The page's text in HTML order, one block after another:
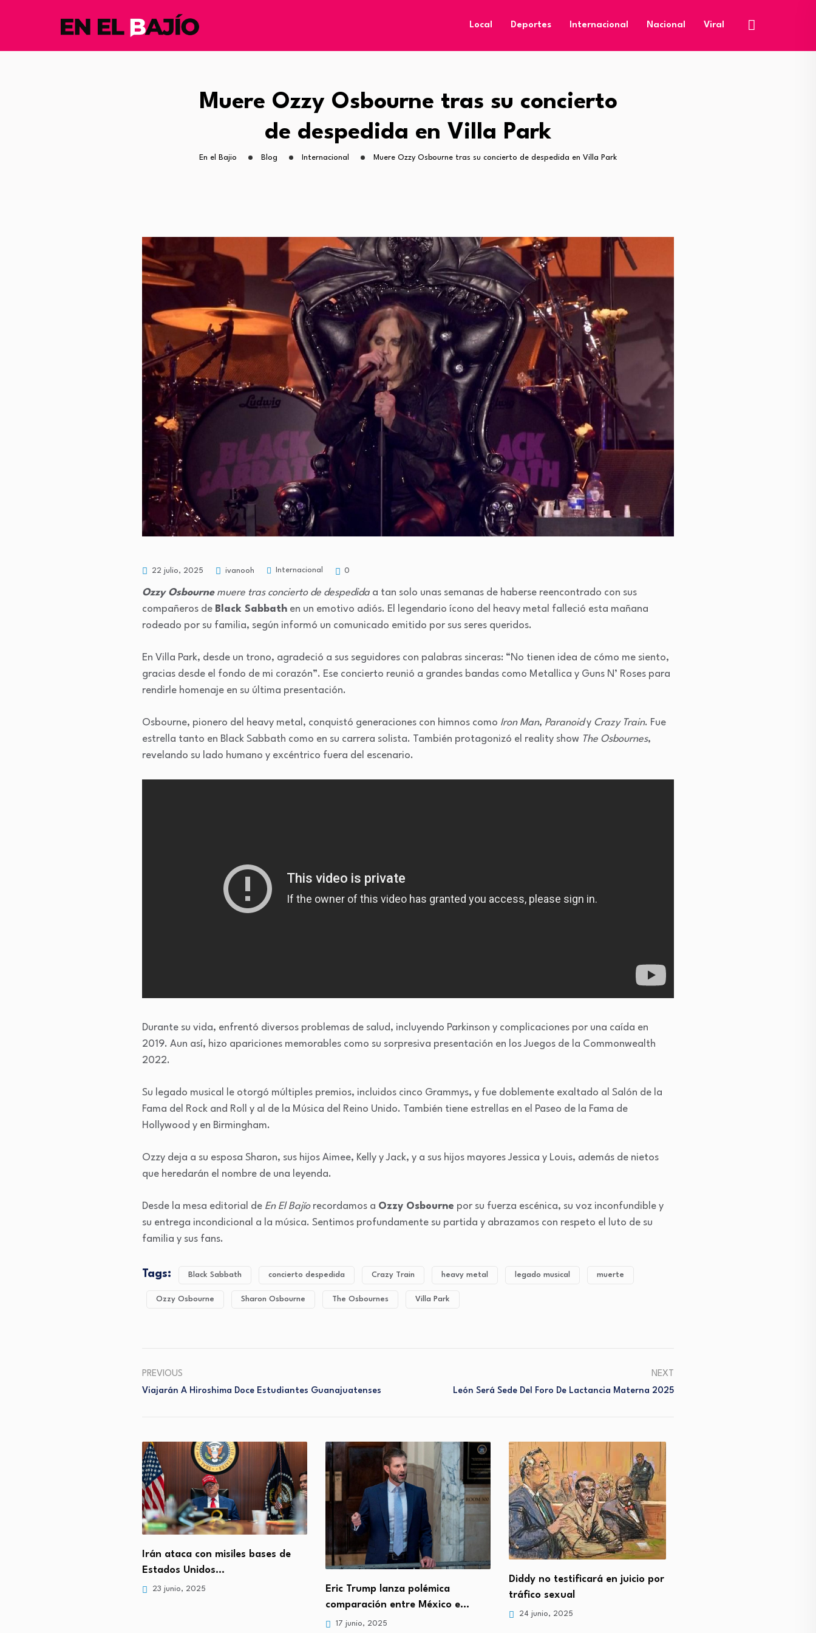
Local Deportes Internacional Nacional Viral
Muere Ozzy Osbourne tras su concierto
de despedida en Villa Park
En el Bajio Blog Internacional Muere Ozzy Osbourne tras su concierto de despedida en Villa Park
22 julio, 2025 ivanooh Internacional 0
Ozzy Osbournemuere tras concierto de despedida a tan solo unas semanas de haberse reencontrado con sus
compañeros de Black Sabbath en un emotivo adiós. El legendario ícono del heavy metal falleció esta mañana
rodeado por su familia, según informó un comunicado emitido por sus seres queridos.
En Villa Park, desde un trono, agradeció a sus seguidores con palabras sinceras: “No tienen idea de cómo me siento,
gracias desde el fondo de mi corazón”. Ese concierto reunió a grandes bandas como Metallica y Guns N’ Roses para
rendirle homenaje en su última presentación.
Osbourne, pionero del heavy metal, conquistó generaciones con himnos como Iron Man, Paranoidy Crazy Train. Fue
estrella tanto en Black Sabbath como en su carrera solista. También protagonizó el reality show The Osbournes,
revelando su lado humano y excéntrico fuera del escenario.
Durante su vida, enfrentó diversos problemas de salud, incluyendo Parkinson y complicaciones por una caída en
2019. Aun así, hizo apariciones memorables como su sorpresiva presentación en los Juegos de la Commonwealth
2022.
Su legado musical le otorgó múltiples premios, incluidos cinco Grammys, y fue doblemente exaltado al Salón de la
Fama del Rock and Roll y al de la Música del Reino Unido. También tiene estrellas en el Paseo de la Fama de
Hollywood y en Birmingham.
Ozzy deja a su esposa Sharon, sus hijos Aimee, Kelly y Jack, y a sus hijos mayores Jessica y Louis, además de nietos
que heredarán el nombre de una leyenda.
Desde la mesa editorial de En El Bajíorecordamos a Ozzy Osbourne por su fuerza escénica, su voz inconfundible y
su entrega incondicional a la música. Sentimos profundamente su partida y abrazamos con respeto el luto de su
familia y sus fans.
Tags: Black Sabbath concierto despedida Crazy Train heavy metal legado musical muerte
Ozzy Osbourne Sharon Osbourne The Osbournes Villa Park
PREVIOUS
Viajarán A Hiroshima Doce Estudiantes Guanajuatenses
NEXT
León Será Sede Del Foro De Lactancia Materna 2025
Irán ataca con misiles bases de
Estados Unidos…
23 junio, 2025
Eric Trump lanza polémica
comparación entre México e…
17 junio, 2025
Diddy no testificará en juicio por
tráfico sexual
24 junio, 2025